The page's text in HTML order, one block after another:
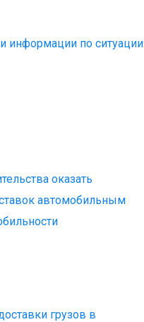
информации по ситуации
оказать
автомобильным
грузов в